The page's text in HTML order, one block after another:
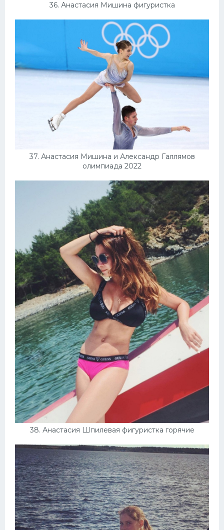
36. Анастасия Мишина фигуристка
37. Анастасия Мишина и Александр Галлямов
олимпиада 2022
38. Анастасия Шпилевая фигуристка горячие